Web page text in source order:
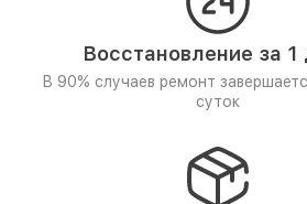
Восстановление за 1
В 90% случаев ремонт
суток